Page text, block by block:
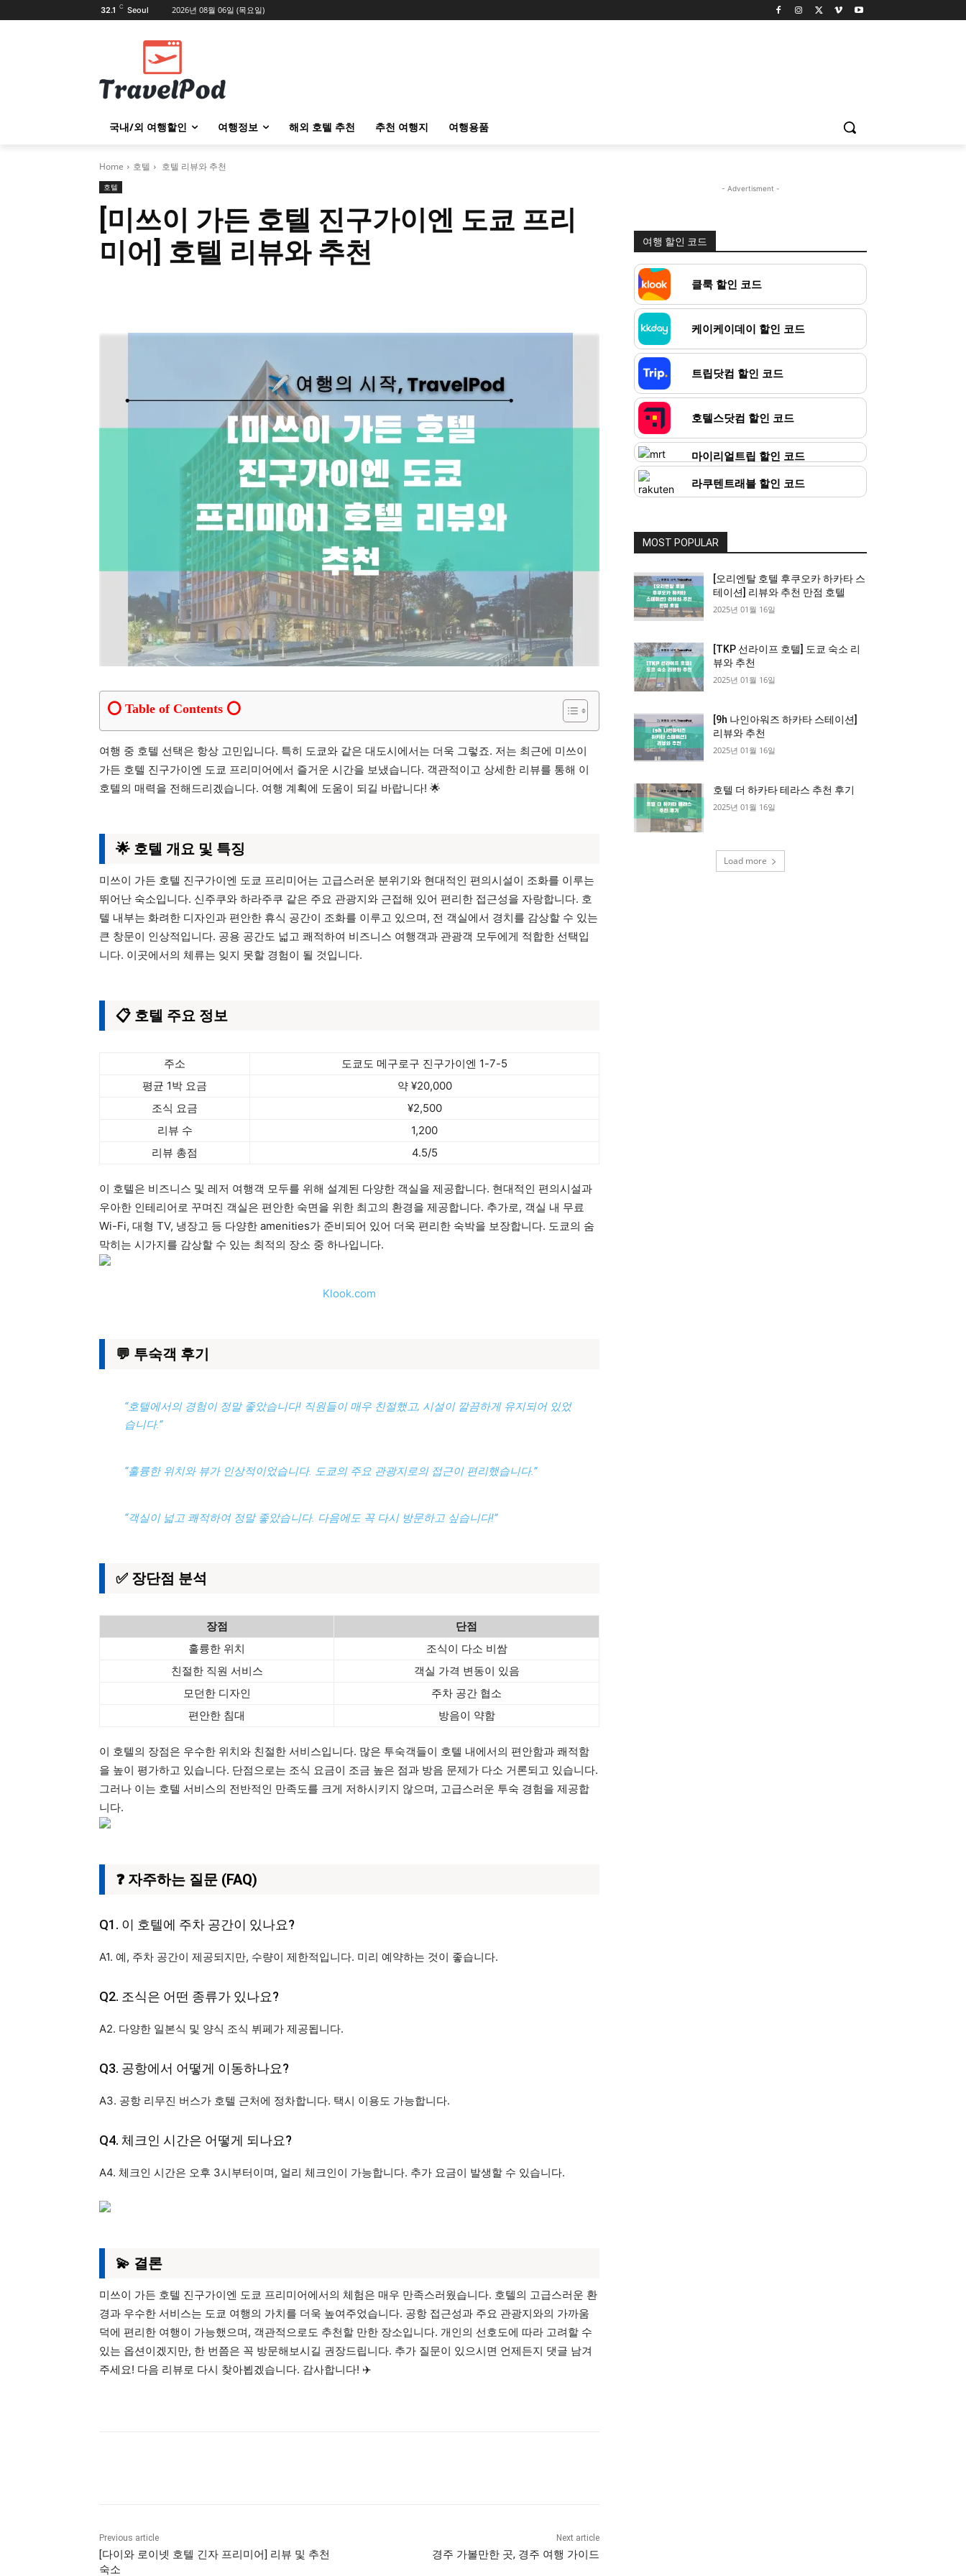
32.1 C Seoul 2026년 08월 06일 (목요일)
국내/외 여행할인 여행정보 해외 호텔 추천 추천 여행지 여행용품
Home 호텔 호텔 리뷰와 추천
호텔
[미쓰이 가든 호텔 진구가이엔 도쿄 프리
미어] 호텔 리뷰와 추천
Table of Contents
여행 중 호텔 선택은 항상 고민입니다. 특히 도쿄와 같은 대도시에서는 더욱 그렇죠. 저는 최근에 미쓰이
가든 호텔 진구가이엔 도쿄 프리미어에서 즐거운 시간을 보냈습니다. 객관적이고 상세한 리뷰를 통해 이
호텔의 매력을 전해드리겠습니다. 여행 계획에 도움이 되길 바랍니다! 🌟
🌟 호텔 개요 및 특징
미쓰이 가든 호텔 진구가이엔 도쿄 프리미어는 고급스러운 분위기와 현대적인 편의시설이 조화를 이루는
뛰어난 숙소입니다. 신주쿠와 하라주쿠 같은 주요 관광지와 근접해 있어 편리한 접근성을 자랑합니다. 호
텔 내부는 화려한 디자인과 편안한 휴식 공간이 조화를 이루고 있으며, 전 객실에서 경치를 감상할 수 있는
큰 창문이 인상적입니다. 공용 공간도 넓고 쾌적하여 비즈니스 여행객과 관광객 모두에게 적합한 선택입
니다. 이곳에서의 체류는 잊지 못할 경험이 될 것입니다.
📋 호텔 주요 정보
주소
도쿄도 메구로구 진구가이엔 1-7-5
평균 1박 요금
약 ¥20,000
조식 요금
¥2,500
리뷰 수
1,200
리뷰 총점
4.5/5
이 호텔은 비즈니스 및 레저 여행객 모두를 위해 설계된 다양한 객실을 제공합니다. 현대적인 편의시설과
우아한 인테리어로 꾸며진 객실은 편안한 숙면을 위한 최고의 환경을 제공합니다. 추가로, 객실 내 무료
Wi-Fi, 대형 TV, 냉장고 등 다양한 amenities가 준비되어 있어 더욱 편리한 숙박을 보장합니다. 도쿄의 숨
막히는 시가지를 감상할 수 있는 최적의 장소 중 하나입니다.
Klook.com
💬 투숙객 후기
“호텔에서의 경험이 정말 좋았습니다! 직원들이 매우 친절했고, 시설이 깔끔하게 유지되어 있었
습니다.”
“훌륭한 위치와 뷰가 인상적이었습니다. 도쿄의 주요 관광지로의 접근이 편리했습니다.”
“객실이 넓고 쾌적하여 정말 좋았습니다. 다음에도 꼭 다시 방문하고 싶습니다!”
✅ 장단점 분석
장점
단점
훌륭한 위치
조식이 다소 비쌈
친절한 직원 서비스
객실 가격 변동이 있음
모던한 디자인
주차 공간 협소
편안한 침대
방음이 약함
이 호텔의 장점은 우수한 위치와 친절한 서비스입니다. 많은 투숙객들이 호텔 내에서의 편안함과 쾌적함
을 높이 평가하고 있습니다. 단점으로는 조식 요금이 조금 높은 점과 방음 문제가 다소 거론되고 있습니다.
그러나 이는 호텔 서비스의 전반적인 만족도를 크게 저하시키지 않으며, 고급스러운 투숙 경험을 제공합
니다.
❓ 자주하는 질문 (FAQ)
Q1. 이 호텔에 주차 공간이 있나요?
A1. 예, 주차 공간이 제공되지만, 수량이 제한적입니다. 미리 예약하는 것이 좋습니다.
Q2. 조식은 어떤 종류가 있나요?
A2. 다양한 일본식 및 양식 조식 뷔페가 제공됩니다.
Q3. 공항에서 어떻게 이동하나요?
A3. 공항 리무진 버스가 호텔 근처에 정차합니다. 택시 이용도 가능합니다.
Q4. 체크인 시간은 어떻게 되나요?
A4. 체크인 시간은 오후 3시부터이며, 얼리 체크인이 가능합니다. 추가 요금이 발생할 수 있습니다.
💫 결론
미쓰이 가든 호텔 진구가이엔 도쿄 프리미어에서의 체험은 매우 만족스러웠습니다. 호텔의 고급스러운 환
경과 우수한 서비스는 도쿄 여행의 가치를 더욱 높여주었습니다. 공항 접근성과 주요 관광지와의 가까움
덕에 편리한 여행이 가능했으며, 객관적으로도 추천할 만한 장소입니다. 개인의 선호도에 따라 고려할 수
있는 옵션이겠지만, 한 번쯤은 꼭 방문해보시길 권장드립니다. 추가 질문이 있으시면 언제든지 댓글 남겨
주세요! 다음 리뷰로 다시 찾아뵙겠습니다. 감사합니다! ✈️
Previous article
[다이와 로이넷 호텔 긴자 프리미어] 리뷰 및 추천
숙소
Next article
경주 가볼만한 곳, 경주 여행 가이드
- Advertisment -
여행 할인 코드
클룩 할인 코드
케이케이데이 할인 코드
트립닷컴 할인 코드
호텔스닷컴 할인 코드
마이리얼트립 할인 코드
라쿠텐트래블 할인 코드
MOST POPULAR
[오리엔탈 호텔 후쿠오카 하카타 스
테이션] 리뷰와 추천 만점 호텔
2025년 01월 16일
[TKP 선라이프 호텔] 도쿄 숙소 리
뷰와 추천
2025년 01월 16일
[9h 나인아워즈 하카타 스테이션]
리뷰와 추천
2025년 01월 16일
호텔 더 하카타 테라스 추천 후기
2025년 01월 16일
Load more